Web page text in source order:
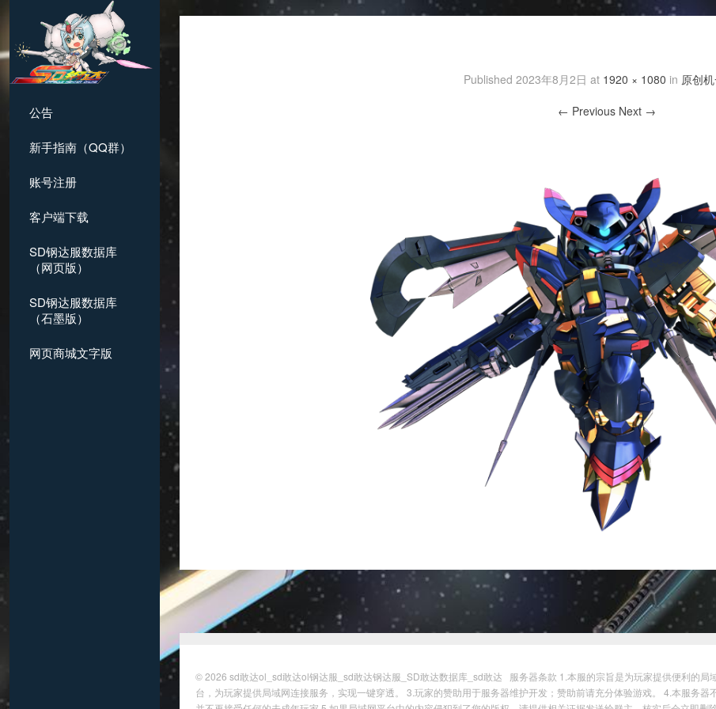
公告
新手指南（QQ群）
账号注册
客户端下载
SD钢达服数据库
（网页版）
SD钢达服数据库
（石墨版）
网页商城文字版
Published 2023年8月2日 at 1920 × 1080 in 原创
← Previous Next →
© 2026 sd敢达ol_sd敢达ol钢达服_sd敢达钢达服_SD敢达数据库_sd敢达 服务器条款 1.本服的宗旨是为玩家提供便利的
台，为玩家提供局域网连接服务，实现一键穿透。 3.玩家的赞助用于服务器维护开发；赞助前请充分体验游戏。 4.本服务